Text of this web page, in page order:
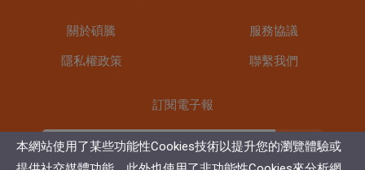
關於碩騰 服務協議
隱私權政策 聯繫我們
訂閱電子報
訂閱
本網站使用了某些功能性Cookies技術以提升您的瀏覽體驗或